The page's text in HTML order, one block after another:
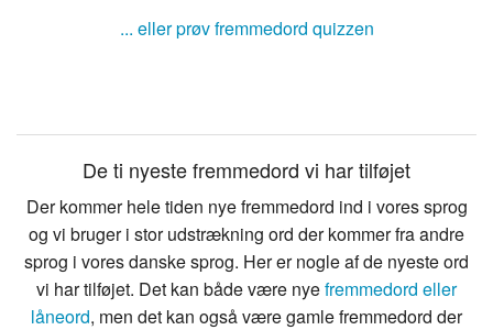
... eller prøv fremmedord quizzen
De ti nyeste fremmedord vi har tilføjet
Der kommer hele tiden nye fremmedord ind i vores sprog
og vi bruger i stor udstrækning ord der kommer fra andre
sprog i vores danske sprog. Her er nogle af de nyeste ord
vi har tilføjet. Det kan både være nyefremmedord eller
låneord, men det kan også være gamle fremmedord der